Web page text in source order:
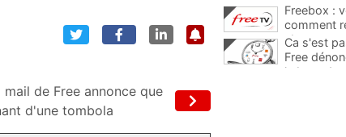
mail de Free annonce que
d'une tombola
Freebox :
comment
Ca s'est
Free
le bout de